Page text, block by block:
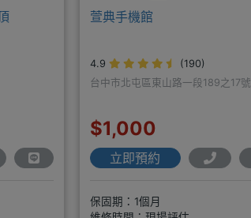
萱典手機館
4.9
(190)
台中市北屯區東山路一段189之17號
$1,000
立即預約
保固期：1個月